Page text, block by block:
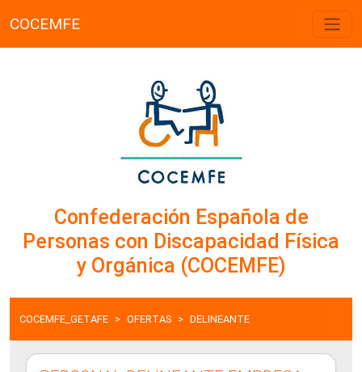
COCEMFE
Confederación Española de
Personas con Discapacidad Física
y Orgánica (COCEMFE)
COCEMFE_GETAFE OFERTAS DELINEANTE